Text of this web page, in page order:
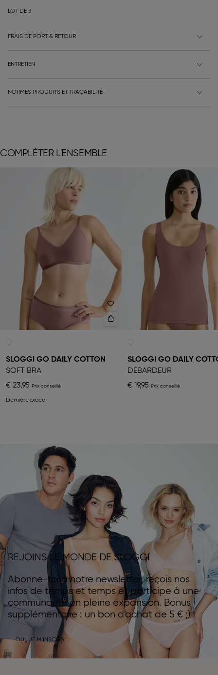
LOT DE 3
FRAIS DE PORT & RETOUR
ENTRETIEN
NORMES PRODUITS ET TRAÇABILITÉ
COMPLÉTER L'ENSEMBLE
SLOGGI GO DAILY COTTON
SOFT BRA
€ 23,95
Dernière pièce
SLOGGI GO DAILY
DÉBARDEUR
€ 19,95
REJOINS LE MONDE DE SLOGGI
Abonne-toi à notre newsletter, reçois nos
infos de temps et temps et participe à une
communauté en pleine expansion. Bonus
supplémentaire : un bon d'achat de 5 € ;)
OUI, JE M’INSCRIS!